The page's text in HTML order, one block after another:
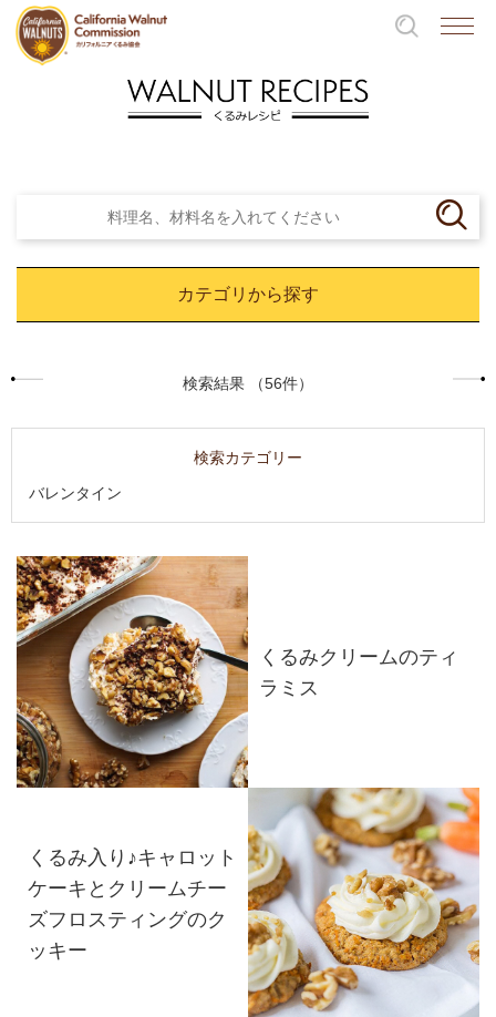
カテゴリから探す
検索結果 （56件）
検索カテゴリー
バレンタイン
くるみクリームのティ
ラミス
くるみ入り♪キャロット
ケーキとクリームチー
ズフロスティングのク
ッキー